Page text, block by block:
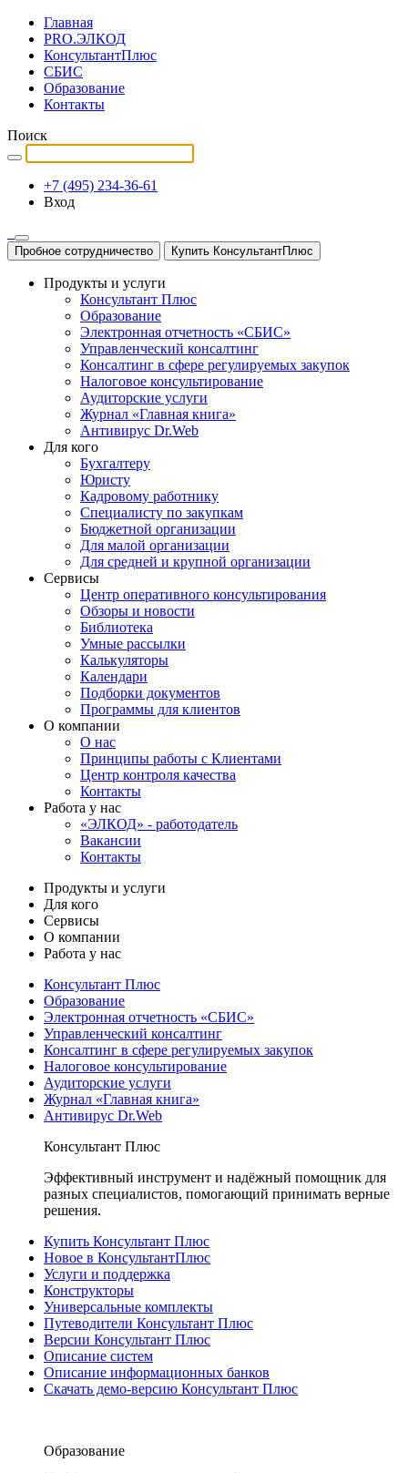
Главная
PRO.ЭЛКОД
КонсультантПлюс
СБИС
Образование
Контакты
Поиск
+7 (495) 234-36-61
Вход
Пробное сотрудничество Купить КонсультантПлюс
Продукты и услуги
Консультант Плюс
Образование
Электронная отчетность «СБИС»
Управленческий консалтинг
Консалтинг в сфере регулируемых закупок
Налоговое консультирование
Аудиторские услуги
Журнал «Главная книга»
Антивирус Dr.Web
Для кого
Бухгалтеру
Юристу
Кадровому работнику
Специалисту по закупкам
Бюджетной организации
Для малой организации
Для средней и крупной организации
Сервисы
Центр оперативного консультирования
Обзоры и новости
Библиотека
Умные рассылки
Калькуляторы
Календари
Подборки документов
Программы для клиентов
О компании
О нас
Принципы работы с Клиентами
Центр контроля качества
Контакты
Работа у нас
«ЭЛКОД» - работодатель
Вакансии
Контакты
Продукты и услуги
Для кого
Сервисы
О компании
Работа у нас
Консультант Плюс
Образование
Электронная отчетность «СБИС»
Управленческий консалтинг
Консалтинг в сфере регулируемых закупок
Налоговое консультирование
Аудиторские услуги
Журнал «Главная книга»
Антивирус Dr.Web
Консультант Плюс
Эффективный инструмент и надёжный помощник для
разных специалистов, помогающий принимать верные
решения.
Купить Консультант Плюс
Новое в КонсультантПлюс
Услуги и поддержка
Конструкторы
Универсальные комплекты
Путеводители Консультант Плюс
Версии Консультант Плюс
Описание систем
Описание информационных банков
Скачать демо-версию Консультант Плюс
Образование